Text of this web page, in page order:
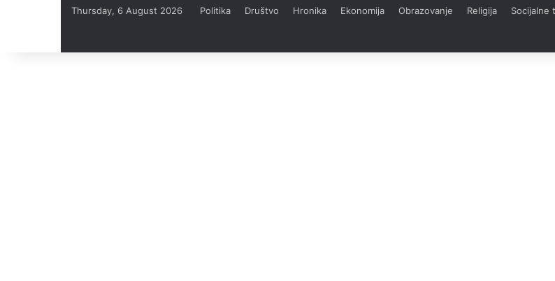
Thursday, 6 August 2026 Politika Društvo Hronika Ekonomija Obrazovanje Religija Socijalne